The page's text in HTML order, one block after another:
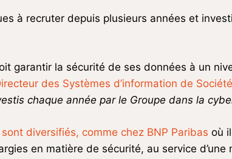
à recruter depuis plusieurs années et
garantir la sécurité de ses données à un
des Systèmes d’information de
chaque année par le Groupe dans la
diversifiés, comme chez BNP Paribas où
en matière de sécurité, au service d’une